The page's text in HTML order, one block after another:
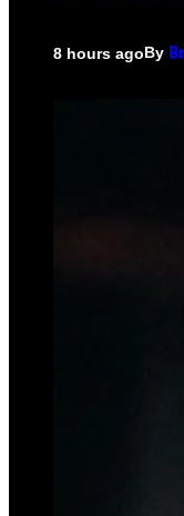
8 hours agoBy